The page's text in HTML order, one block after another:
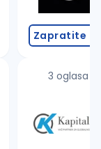
Zapratite
3 oglasa